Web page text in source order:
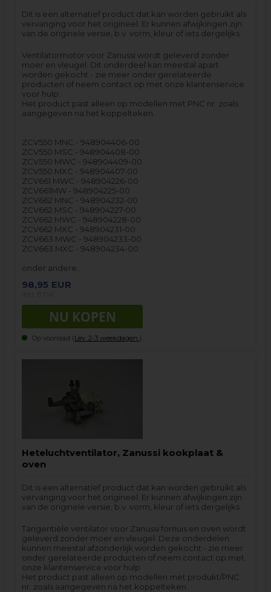
Dit is een alternatief product dat kan worden gebruikt als
vervanging voor het origineel. Er kunnen afwijkingen zijn
van de originele versie, b.v. vorm, kleur of iets dergelijks.
Ventilatormotor voor Zanussi wordt geleverd zonder
moer en vleugel. Dit onderdeel kan meestal apart
worden gekocht - zie meer onder gerelateerde
producten of neem contact op met onze klantenservice
voor hulp.
Het product past alleen op modellen met PNC nr. zoals
aangegeven na het koppelteken.
ZCV550 MNC - 948904406-00
ZCV550 MSC - 948904408-00
ZCV550 MWC - 948904409-00
ZCV550 MXC - 948904407-00
ZCV661 MWC - 948904226-00
ZCV661MW - 948904225-00
ZCV662 MNC - 948904232-00
ZCV662 MSC - 948904227-00
ZCV662 MWC - 948904228-00
ZCV662 MXC - 948904231-00
ZCV663 MWC - 948904233-00
ZCV663 MXC - 948904234-00
onder andere…
98,95 EUR
Op voorraad (Lev. 2-3 weekdagen. ).
Heteluchtventilator, Zanussi kookplaat &
oven
Dit is een alternatief product dat kan worden gebruikt als
vervanging voor het origineel. Er kunnen afwijkingen zijn
van de originele versie, b.v. vorm, kleur of iets dergelijks.
Tangentiële ventilator voor Zanussi fornuis en oven wordt
geleverd zonder moer en vleugel. Deze onderdelen
kunnen meestal afzonderlijk worden gekocht - zie meer
onder gerelateerde producten of neem contact op met
onze klantenservice voor hulp
Het product past alleen op modellen met produkt/PNC
nr. zoals aangegeven na het koppelteken.